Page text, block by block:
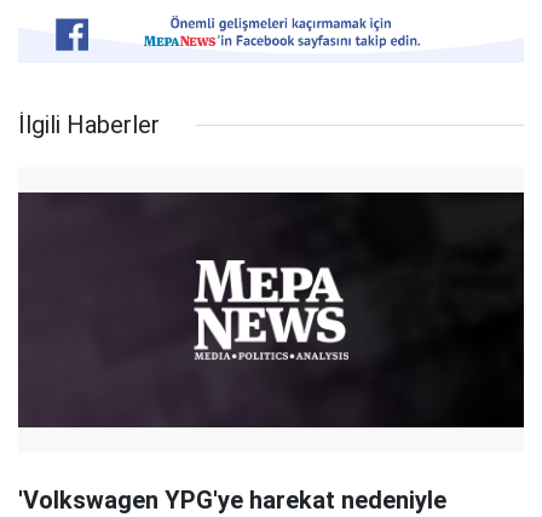
İlgili Haberler
'Volkswagen YPG'ye harekat nedeniyle